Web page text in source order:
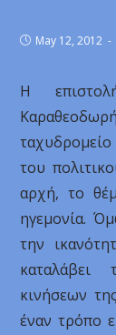
May 12, 2012
Η
του
αρχή, το
ηγεμονία.
την
κινήσεων
έναν τρόπο